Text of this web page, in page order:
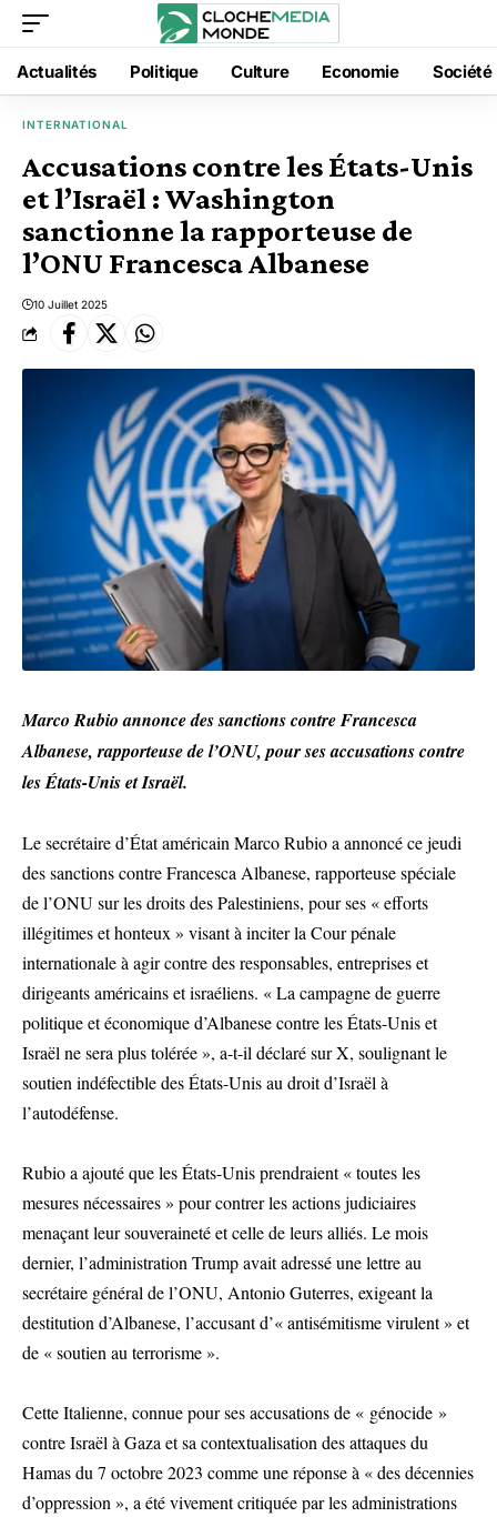
Actualités Politique Culture Economie Société
INTERNATIONAL
Accusations contre les États-Unis
et l’Israël : Washington
sanctionne la rapporteuse de
l’ONU Francesca Albanese
10 Juillet 2025
Marco Rubio annonce des sanctions contre Francesca
Albanese, rapporteuse de l’ONU, pour ses accusations contre
les États-Unis et Israël.
Le secrétaire d’État américain Marco Rubio a annoncé ce jeudi
des sanctions contre Francesca Albanese, rapporteuse spéciale
de l’ONU sur les droits des Palestiniens, pour ses « efforts
illégitimes et honteux » visant à inciter la Cour pénale
internationale à agir contre des responsables, entreprises et
dirigeants américains et israéliens. « La campagne de guerre
politique et économique d’Albanese contre les États-Unis et
Israël ne sera plus tolérée », a-t-il déclaré sur X, soulignant le
soutien indéfectible des États-Unis au droit d’Israël à
l’autodéfense.
Rubio a ajouté que les États-Unis prendraient « toutes les
mesures nécessaires » pour contrer les actions judiciaires
menaçant leur souveraineté et celle de leurs alliés. Le mois
dernier, l’administration Trump avait adressé une lettre au
secrétaire général de l’ONU, Antonio Guterres, exigeant la
destitution d’Albanese, l’accusant d’« antisémitisme virulent » et
de « soutien au terrorisme ».
Cette Italienne, connue pour ses accusations de « génocide »
contre Israël à Gaza et sa contextualisation des attaques du
Hamas du 7 octobre 2023 comme une réponse à « des décennies
d’oppression », a été vivement critiquée par les administrations